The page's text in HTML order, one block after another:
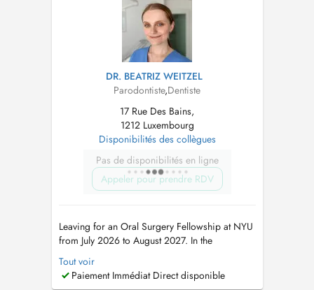
DR. BEATRIZ WEITZEL
Parodontiste,Dentiste
17 Rue Des Bains,
1212 Luxembourg
Disponibilités des collègues
Pas de disponibilités en ligne
Appeler pour prendre RDV
Leaving for an Oral Surgery Fellowship at NYU
from July 2026 to August 2027. In the
meantime, please book appointments with Dr
Maria Teresa Weitzel (8 rue Cyprien Merjai and
17 rue des Bains, 1st floor) or Dr Philippe
Tout voir
Paiement Immédiat Direct disponible